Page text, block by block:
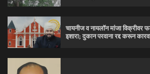
चायनीज व नायलॉन मांजा
इशारा; दुकान परवाना रद्द करून